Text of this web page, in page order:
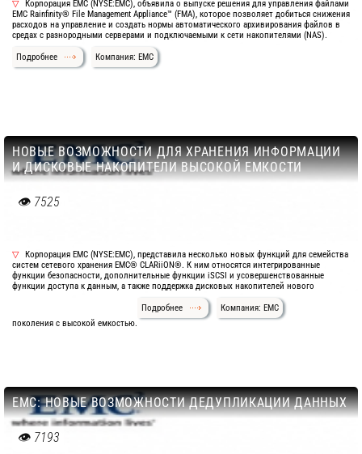
Корпорация EMC (NYSE:EMC), объявила о выпуске решения для управления файлами
EMC Rainfinity® File Management Appliance™ (FMA), которое позволяет добиться снижения
расходов на управление и создать нормы автоматического архивирования файлов в
средах с разнородными серверами и подключаемыми к сети накопителями (NAS).
Подробнее Компания: EMC
НОВЫЕ ВОЗМОЖНОСТИ ДЛЯ ХРАНЕНИЯ ИНФОРМАЦИИ
И ДИСКОВЫЕ НАКОПИТЕЛИ ВЫСОКОЙ ЕМКОСТИ
7525
Корпорация EMC (NYSE:EMC), представила несколько новых функций для семейства
систем сетевого хранения EMC® CLARiiON®. К ним относятся интегрированные
функции безопасности, дополнительные функции iSCSI и усовершенствованные
функции доступа к данным, а также поддержка дисковых накопителей нового
поколения с высокой емкостью.
Подробнее Компания: EMC
EMC: НОВЫЕ ВОЗМОЖНОСТИ ДЕДУПЛИКАЦИИ ДАННЫХ
7193